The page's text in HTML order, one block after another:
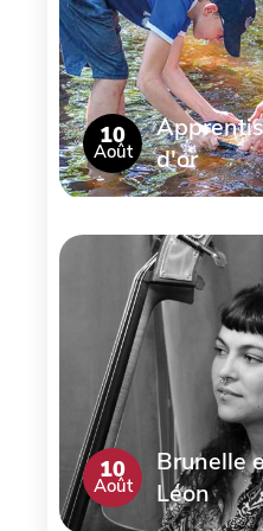
10
Août
d'or
10
Août
Brunelle
Léon